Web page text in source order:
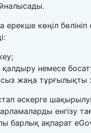
көңіл бөлініп
немесе
жаңа тұрғылықты
әскерге
енгізу
барлық ақпарат